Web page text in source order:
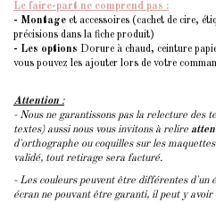
Le faire-part ne comprend pas :
- Montage et accessoires (cachet de cire,
précisions dans la fiche produit)
- Les options Dorure à chaud, ceinture
vous pouvez les ajouter lors de votre
Attention :
- Nous ne garantissons pas la relecture des
textes) aussi nous vous invitons à relire
d'orthographe ou coquilles sur les
validé, tout retirage sera facturé.
- Les couleurs peuvent être différentes d'un
écran ne pouvant être garanti, il peut y